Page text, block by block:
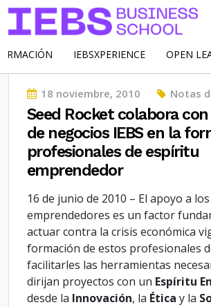
IEBSXPERIENCE OPEN
Posted
on
18 noviembre, 2010 Notas
Seed Rocket colabora
de negocios IEBS en la
profesionales de espíritu
emprendedor
16 de junio de 2010 – El apoyo a los
emprendedores es un factor
actuar contra la crisis económica
formación de estos profesionales
facilitarles las herramientas
dirijan proyectos con un Espíritu
desde la Innovación, la Ética y la